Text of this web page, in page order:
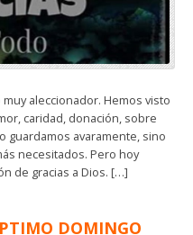
aleccionador. Hemos visto
caridad, donación, sobre
guardamos avaramente, sino
necesitados. Pero hoy
de gracias a Dios. […]
DOMINGO